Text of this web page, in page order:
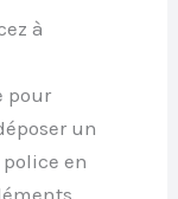
à
pour
un
en